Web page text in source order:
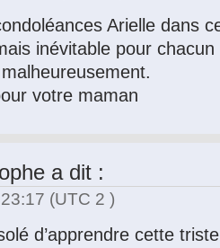
Arielle dans
inévitable pour
votre maman
a dit :
(UTC 2 )
d’apprendre cette